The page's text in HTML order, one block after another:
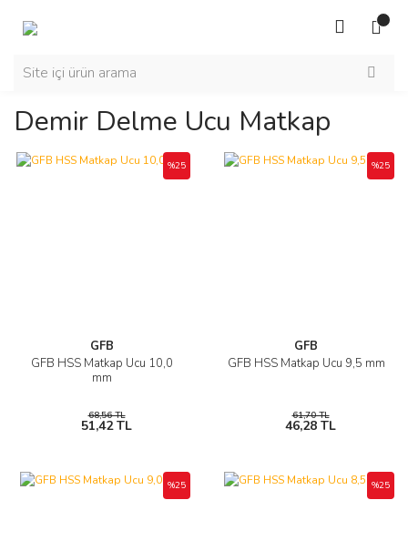
Demir Delme Ucu Matkap
GFB
GFB HSS Matkap Ucu 10,0
mm
%25
68,56 TL
51,42 TL
GFB
GFB HSS Matkap Ucu 9,5 mm
%25
61,70 TL
46,28 TL
%25 %25